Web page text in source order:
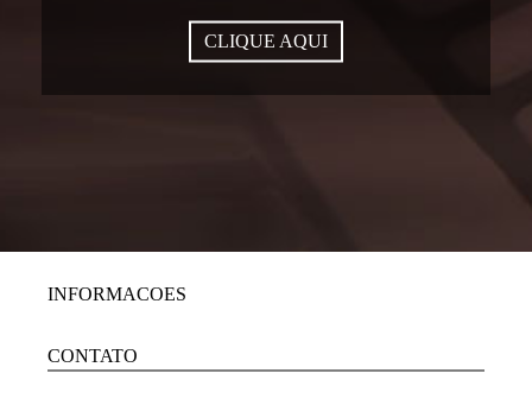
CLIQUE AQUI
INFORMACOES
CONTATO